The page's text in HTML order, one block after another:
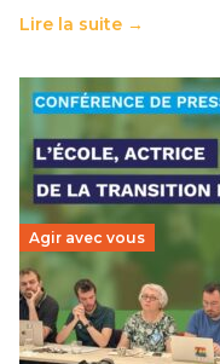
Lire la suite →
Agir avec vous
Transition
Éducation fait
30 juin 2026-National